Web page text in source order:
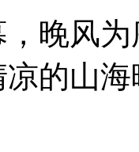
风为
的山